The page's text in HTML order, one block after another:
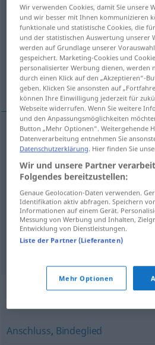
Verbindungf
Übersicht aller
(Für mehr Details die Übersetzung
verbinding, aansluiting,
corps
verbinding Verbindung
aansluiting Verbindung
relatie,connectie Verbindung
(het)corps Verbindung
Synonyme für
Anschluss, Bindeglied
Wir verwenden Cookies, damit Sie unsere
und wir besser mit Ihnen kommunizieren
funktionale und statistische Cookies, die
und der statistischen Auswertung unserer
werden auf Grundlage unserer
gespeichert. Marketing-Cookies und
personalisierter Werbung dienen, werden
durch einen Klick auf den „Akzeptieren“-
geben. Klicken Sie ansonsten auf
können Ihre Einwilligung jederzeit für
Webseite widerrufen. Wenn Sie weitere
und den Anpassungsmöglichkeiten
Button „Mehr Optionen“. Weitergehende
Datenverarbeitung entnehmen Sie
Datenschutzerklärung. Hier finden Sie
Wir und unsere Partner
Folgendes bereitzustellen:
Genaue Geolocation-Daten verwenden.
Identifikation aktiv abfragen. Speichern
Informationen auf einem Gerät.
Messung von Werbung und Inhalten,
Entwicklung von Dienstleistungen.
Liste der Partner (Lieferanten)
Mehr Optionen